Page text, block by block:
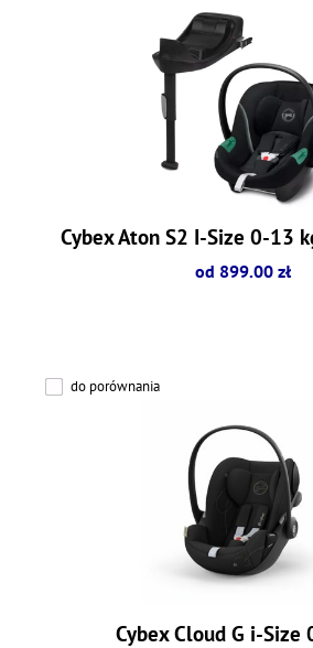
Cybex Aton S2 I-Size 0-13
od 899.00 zł
do porównania
Cybex Cloud G i-Size